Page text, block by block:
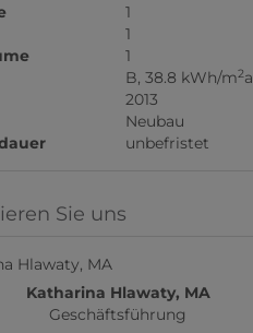
1
1
1
B, 38.8 kWh/m2a
2013
Neubau
unbefristet
Sie uns
Katharina Hlawaty, MA
Geschäftsführung